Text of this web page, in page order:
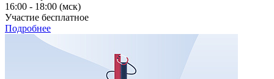
16:00 - 18:00 (мск)
Участие бесплатное
Подробнее